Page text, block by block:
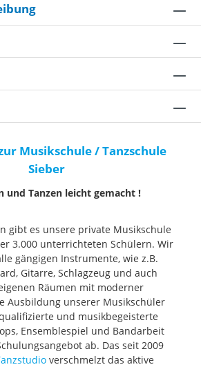
Musikschule / Tanzschule
Sieber
und Tanzen leicht gemacht !
gibt es unsere private Musikschule
3.000 unterrichteten Schülern. Wir
gängigen Instrumente, wie z.B.
Gitarre, Schlagzeug und auch
Räumen mit moderner
Ausbildung unserer Musikschüler
und musikbegeisterte
Ensemblespiel und Bandarbeit
ab. Das seit 2009
verschmelzt das aktive